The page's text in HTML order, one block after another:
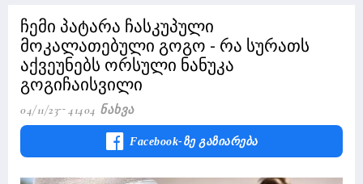
ჩემი პატარა ჩასკუპული
მოკალათებული გოგო - რა სურათს
აქვეუნებს ორსული ნანუკა
გოგიჩაისვილი
04/11/23 41404 Ნახვა
Facebook-Ზე Გაზიარება